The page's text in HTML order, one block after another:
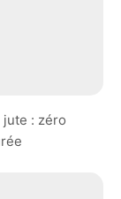
jute : zéro